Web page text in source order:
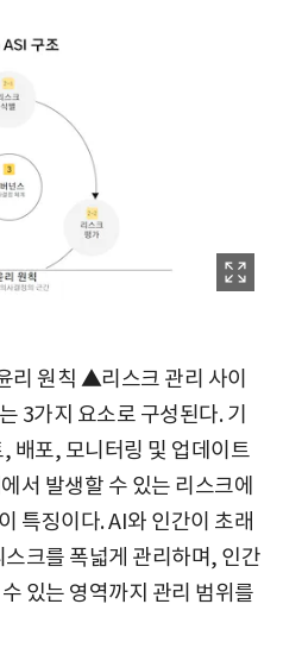
리 원칙 ▲리스크 관리 사이
3가지 요소로 구성된다. 기
배포, 모니터링 및 업데이트
서 발생할 수 있는 리스크에
특징이다. AI와 인간이 초래
크를 폭넓게 관리하며, 인간
있는 영역까지 관리 범위를